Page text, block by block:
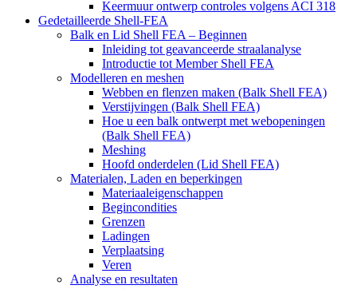
Keermuur ontwerp controles volgens ACI 318
Gedetailleerde Shell-FEA
Balk en Lid Shell FEA – Beginnen
Inleiding tot geavanceerde straalanalyse
Introductie tot Member Shell FEA
Modelleren en meshen
Webben en flenzen maken (Balk Shell FEA)
Verstijvingen (Balk Shell FEA)
Hoe u een balk ontwerpt met webopeningen
(Balk Shell FEA)
Meshing
Hoofd onderdelen (Lid Shell FEA)
Materialen, Laden en beperkingen
Materiaaleigenschappen
Begincondities
Grenzen
Ladingen
Verplaatsing
Veren
Analyse en resultaten